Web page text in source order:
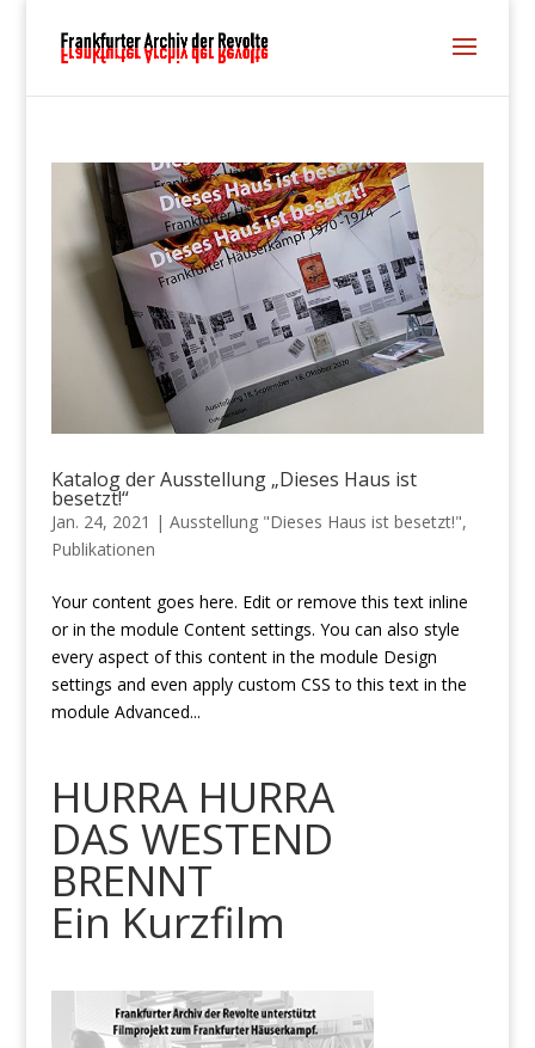
Katalog der Ausstellung „Dieses Haus ist
besetzt!“
Jan. 24, 2021 | Ausstellung "Dieses Haus ist besetzt!",
Publikationen
Your content goes here. Edit or remove this text inline
or in the module Content settings. You can also style
every aspect of this content in the module Design
settings and even apply custom CSS to this text in the
module Advanced...
HURRA HURRA
DAS WESTEND
BRENNT
Ein Kurzfilm